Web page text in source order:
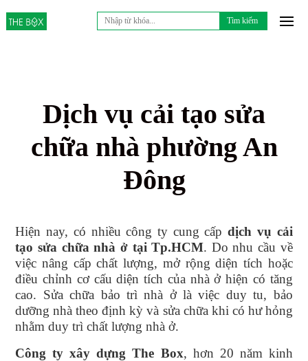
Tìm
kiếm
Dịch vụ cải tạo sửa
chữa nhà phường An
Đông
Hiện nay, có nhiều công ty cung cấpdịch vụ cải
tạo sửa chữa nhà ở tại Tp.HCM. Do nhu cầu về
việc nâng cấp chất lượng, mở rộng diện tích hoặc
điều chỉnh cơ cấu diện tích của nhà ở hiện có tăng
cao. Sửa chữa bảo trì nhà ở là việc duy tu, bảo
dưỡng nhà theo định kỳ và sửa chữa khi có hư hỏng
nhằm duy trì chất lượng nhà ở.
Công ty xây dựng The Box, hơn 20 năm kinh